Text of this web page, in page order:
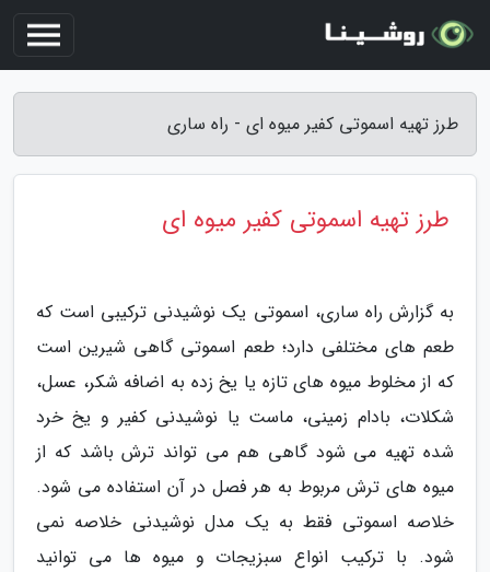
طرز تهیه اسموتی کفیر میوه ای - راه ساری
طرز تهیه اسموتی کفیر میوه ای
به گزارش راه ساری، اسموتی یک نوشیدنی ترکیبی است که
طعم های مختلفی دارد؛ طعم اسموتی گاهی شیرین است
که از مخلوط میوه های تازه یا یخ زده به اضافه شکر، عسل،
شکلات، بادام زمینی، ماست یا نوشیدنی کفیر و یخ خرد
شده تهیه می شود گاهی هم می تواند ترش باشد که از
میوه های ترش مربوط به هر فصل در آن استفاده می شود.
خلاصه اسموتی فقط به یک مدل نوشیدنی خلاصه نمی
شود. با ترکیب انواع سبزیجات و میوه ها می توانید